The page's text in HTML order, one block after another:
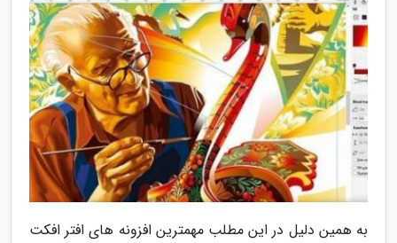
به همین دلیل در این مطلب مهمترین افزونه های افتر افکت